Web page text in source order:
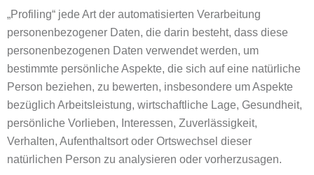
„Profiling“ jede Art der automatisierten Verarbeitung
personenbezogener Daten, die darin besteht, dass diese
personenbezogenen Daten verwendet werden, um
bestimmte persönliche Aspekte, die sich auf eine natürliche
Person beziehen, zu bewerten, insbesondere um Aspekte
bezüglich Arbeitsleistung, wirtschaftliche Lage, Gesundheit,
persönliche Vorlieben, Interessen, Zuverlässigkeit,
Verhalten, Aufenthaltsort oder Ortswechsel dieser
natürlichen Person zu analysieren oder vorherzusagen.